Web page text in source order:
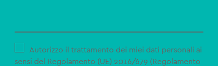
Autorizzo il trattamento dei miei dati personali ai
sensi del Regolamento (UE) 2016/679 (Regolamento